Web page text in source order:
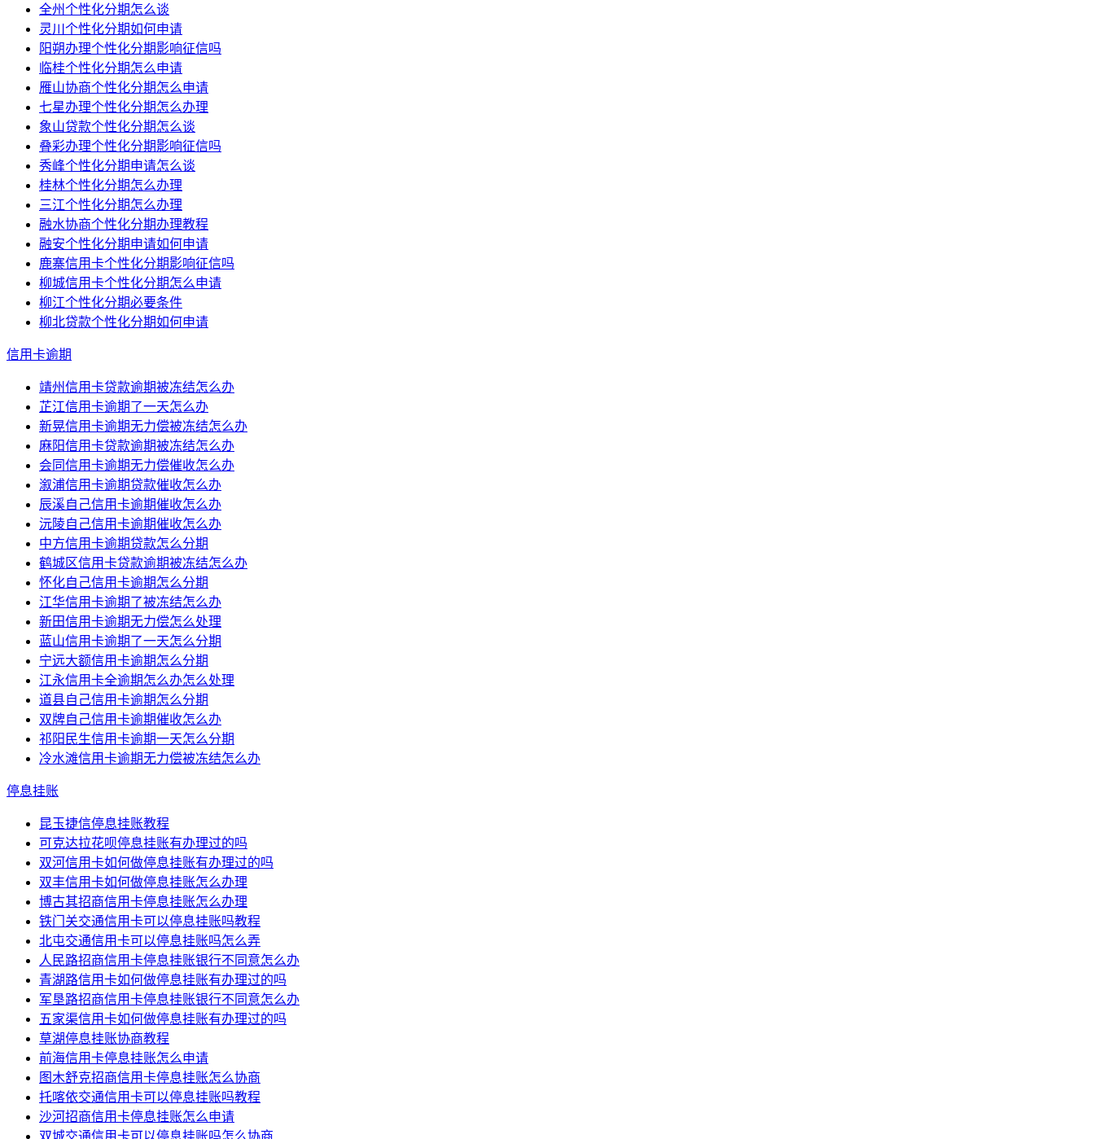
全州个性化分期怎么谈
灵川个性化分期如何申请
阳朔办理个性化分期影响征信吗
临桂个性化分期怎么申请
雁山协商个性化分期怎么申请
七星办理个性化分期怎么办理
象山贷款个性化分期怎么谈
叠彩办理个性化分期影响征信吗
秀峰个性化分期申请怎么谈
桂林个性化分期怎么办理
三江个性化分期怎么办理
融水协商个性化分期办理教程
融安个性化分期申请如何申请
鹿寨信用卡个性化分期影响征信吗
柳城信用卡个性化分期怎么申请
柳江个性化分期必要条件
柳北贷款个性化分期如何申请
信用卡逾期
靖州信用卡贷款逾期被冻结怎么办
芷江信用卡逾期了一天怎么办
新晃信用卡逾期无力偿被冻结怎么办
麻阳信用卡贷款逾期被冻结怎么办
会同信用卡逾期无力偿催收怎么办
溆浦信用卡逾期贷款催收怎么办
辰溪自己信用卡逾期催收怎么办
沅陵自己信用卡逾期催收怎么办
中方信用卡逾期贷款怎么分期
鹤城区信用卡贷款逾期被冻结怎么办
怀化自己信用卡逾期怎么分期
江华信用卡逾期了被冻结怎么办
新田信用卡逾期无力偿怎么处理
蓝山信用卡逾期了一天怎么分期
宁远大额信用卡逾期怎么分期
江永信用卡全逾期怎么办怎么处理
道县自己信用卡逾期怎么分期
双牌自己信用卡逾期催收怎么办
祁阳民生信用卡逾期一天怎么分期
冷水滩信用卡逾期无力偿被冻结怎么办
停息挂账
昆玉捷信停息挂账教程
可克达拉花呗停息挂账有办理过的吗
双河信用卡如何做停息挂账有办理过的吗
双丰信用卡如何做停息挂账怎么办理
博古其招商信用卡停息挂账怎么办理
铁门关交通信用卡可以停息挂账吗教程
北屯交通信用卡可以停息挂账吗怎么弄
人民路招商信用卡停息挂账银行不同意怎么办
青湖路信用卡如何做停息挂账有办理过的吗
军垦路招商信用卡停息挂账银行不同意怎么办
五家渠信用卡如何做停息挂账有办理过的吗
草湖停息挂账协商教程
前海信用卡停息挂账怎么申请
图木舒克招商信用卡停息挂账怎么协商
托喀依交通信用卡可以停息挂账吗教程
沙河招商信用卡停息挂账怎么申请
双城交通信用卡可以停息挂账吗怎么协商